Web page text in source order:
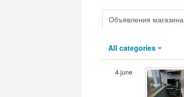
Объявления магазина
All categories
4 june